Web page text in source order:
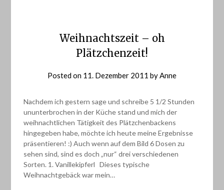
Weihnachtszeit – oh
Plätzchenzeit!
Posted on 11. Dezember 2011 byAnne
Nachdem ich gestern sage und schreibe 5 1/2 Stunden
ununterbrochen in der Küche stand und mich der
weihnachtlichen Tätigkeit des Plätzchenbackens
hingegeben habe, möchte ich heute meine Ergebnisse
präsentieren! :) Auch wenn auf dem Bild 6 Dosen zu
sehen sind, sind es doch „nur“ drei verschiedenen
Sorten. 1. Vanillekipferl Dieses typische
Weihnachtgebäck war mein…